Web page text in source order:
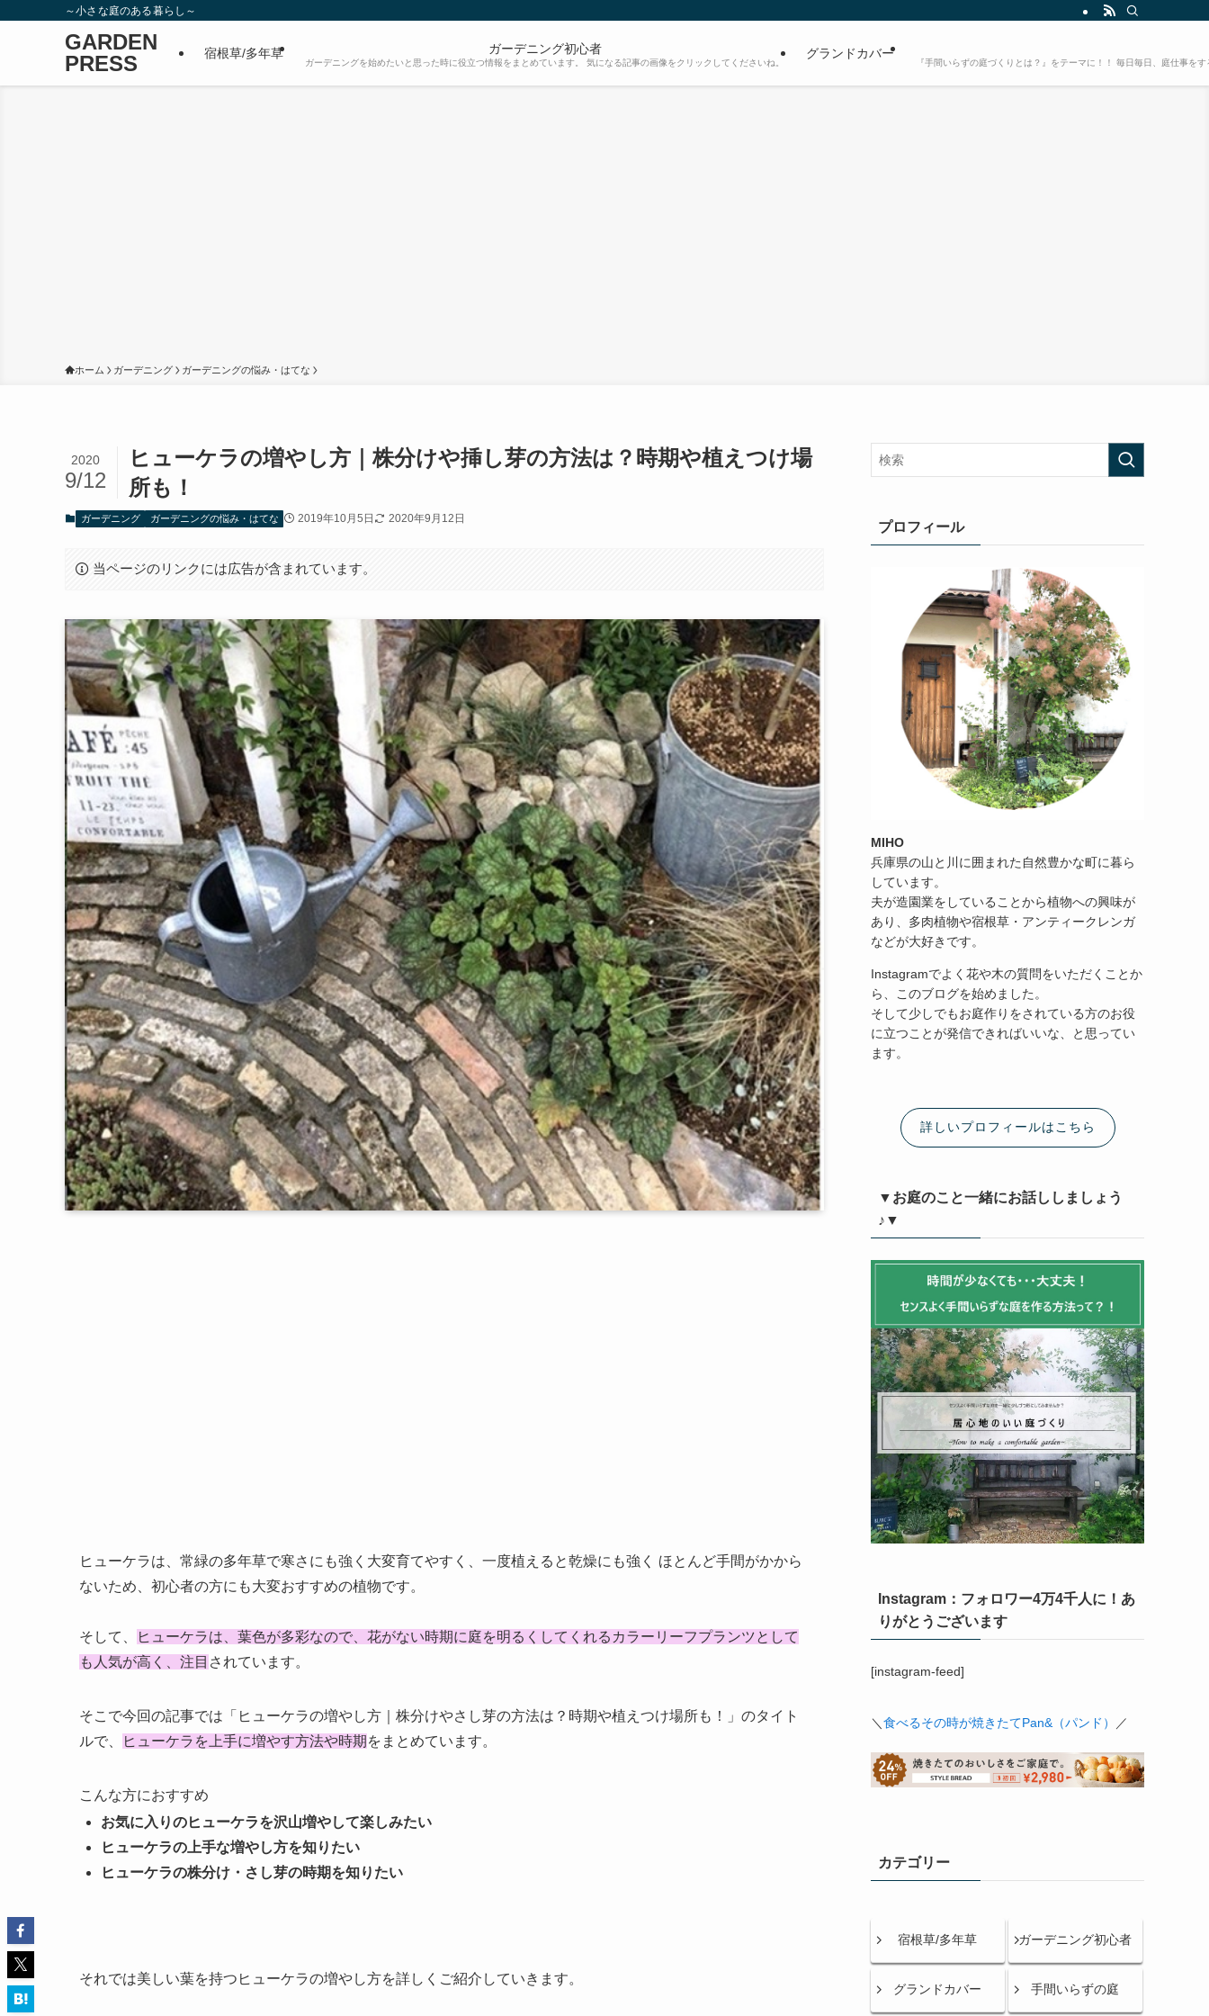
～小さな庭のある暮らし～
GARDEN
PRESS
宿根草/多年草 ガーデニング初心者
ガーデニングを始めたいと思った時に役立つ情報をまとめています。 気になる記事の画像をクリックしてくださいね。
グランドカバー
『手間いらずの庭づくりとは？』をテーマに！！ 毎日毎日、庭仕事
ホーム ガーデニング ガーデニングの悩み・はてな
ヒューケラの増やし方｜株分けや挿し芽の方法は？時期や植えつけ場
所も！
2020
9/12
ガーデニング ガーデニングの悩み・はてな 2019年10月5日 2020年9月12日
当ページのリンクには広告が含まれています。
ヒューケラは、常緑の多年草で寒さにも強く大変育てやすく、一度植えると乾燥にも強く ほとんど手間がかから
ないため、初心者の方にも大変おすすめの植物です。
そして、
ヒューケラは、葉色が多彩なので、花がない時期に庭を明るくしてくれるカラーリーフプランツとして
も人気が高く、注目 されています。
そこで今回の記事では「ヒューケラの増やし方｜株分けやさし芽の方法は？時期や植えつけ場所も！」のタイト
ルで、
ヒューケラを上手に増やす方法や時期 をまとめています。
こんな方におすすめ
お気に入りのヒューケラを沢山増やして楽しみたい
ヒューケラの上手な増やし方を知りたい
ヒューケラの株分け・さし芽の時期を知りたい
それでは美しい葉を持つヒューケラの増やし方を詳しくご紹介していきます。
プロフィール
MIHO
兵庫県の山と川に囲まれた自然豊かな町に暮ら
しています。
夫が造園業をしていることから植物への興味が
あり、多肉植物や宿根草・アンティークレンガ
などが大好きです。
Instagramでよく花や木の質問をいただくことか
ら、このブログを始めました。
そして少しでもお庭作りをされている方のお役
に立つことが発信できればいいな、と思ってい
ます。
詳しいプロフィールはこちら
▼お庭のこと一緒にお話ししましょう
♪▼
Instagram：フォロワー4万4千人に！あ
りがとうございます
[instagram-feed]
＼食べるその時が焼きたてPan&（パンド） ／
カテゴリー
宿根草/多年草 ガーデニング初心者
グランドカバー 手間いらずの庭